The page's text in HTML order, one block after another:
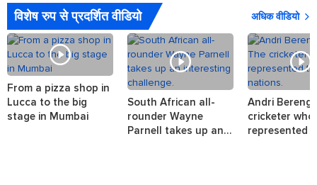
विशेष रुप से प्रदर्शित वीडियो अधिक वीडियो
From a pizza shop in
Lucca to the big
stage in Mumbai
South African all-
rounder Wayne
Parnell takes up an
Andri
cricketer who
represented